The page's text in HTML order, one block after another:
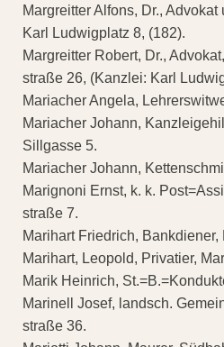
Margreitter Alfons, Dr.,
Karl Ludwigplatz 8, (182).
Margreitter Robert, Dr.,
straße 26, (Kanzlei: Karl
Mariacher Angela,
Mariacher Johann,
Sillgasse 5.
Mariacher Johann,
Marignoni Ernst, k. k.
straße 7.
Marihart Friedrich, Bankdiener,
Marihart, Leopold, Privatier,
Marik Heinrich,
Marinell Josef, landsch.
straße 36.